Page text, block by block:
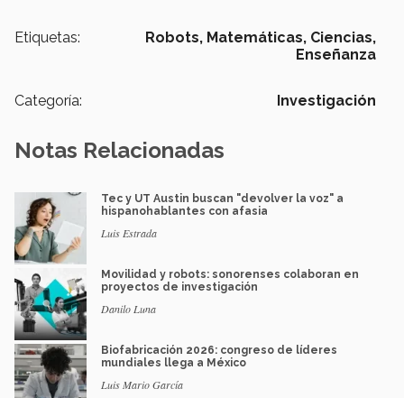
Etiquetas: Robots, Matemáticas, Ciencias,
Enseñanza
Categoría: Investigación
Notas Relacionadas
Tec y UT Austin buscan "devolver la voz" a
hispanohablantes con afasia
Luis Estrada
Movilidad y robots: sonorenses colaboran en
proyectos de investigación
Danilo Luna
Biofabricación 2026: congreso de líderes
mundiales llega a México
Luis Mario García